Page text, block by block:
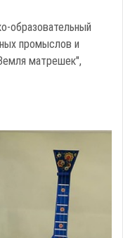
образовательный
промыслов и
матрешек",